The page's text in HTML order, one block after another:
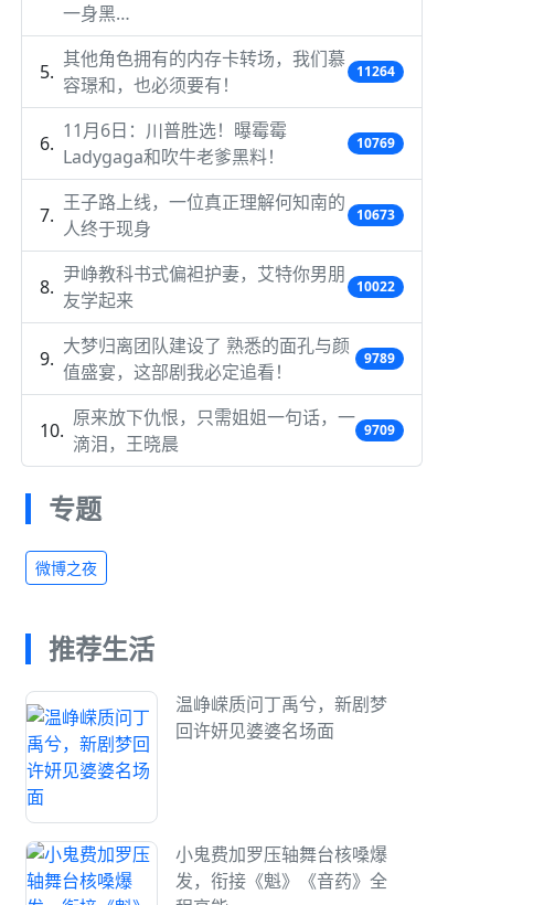
一身黑…
其他角色拥有的内存卡转场，我们慕
容璟和，也必须要有！
11264
11月6日：川普胜选！曝霉霉
Ladygaga和吹牛老爹黑料！
10769
王子路上线，一位真正理解何知南的
人终于现身
10673
尹峥教科书式偏袒护妻，艾特你男朋
友学起来
10022
大梦归离团队建设了 熟悉的面孔与颜
值盛宴，这部剧我必定追看！
9789
原来放下仇恨，只需姐姐一句话，一
滴泪，王晓晨
9709
专题
微博之夜
推荐生活
温峥嵘质问丁禹兮，新剧梦
回许妍见婆婆名场面
小鬼费加罗压轴舞台核嗓爆
发，衔接《魁》《音药》全